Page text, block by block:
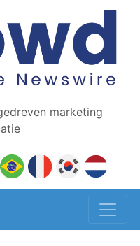
marketing